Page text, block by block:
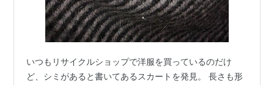
いつもリサイクルショップで洋服を買っているのだけ
ど、シミがあると書いてあるスカートを発見。 長さも形